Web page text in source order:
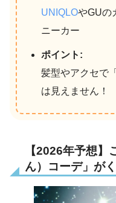
UNIQLOやGUの
ニーカー
ポイント:
髪型やアクセで
は見えません！
【2026年予想
ん）コーデ」が